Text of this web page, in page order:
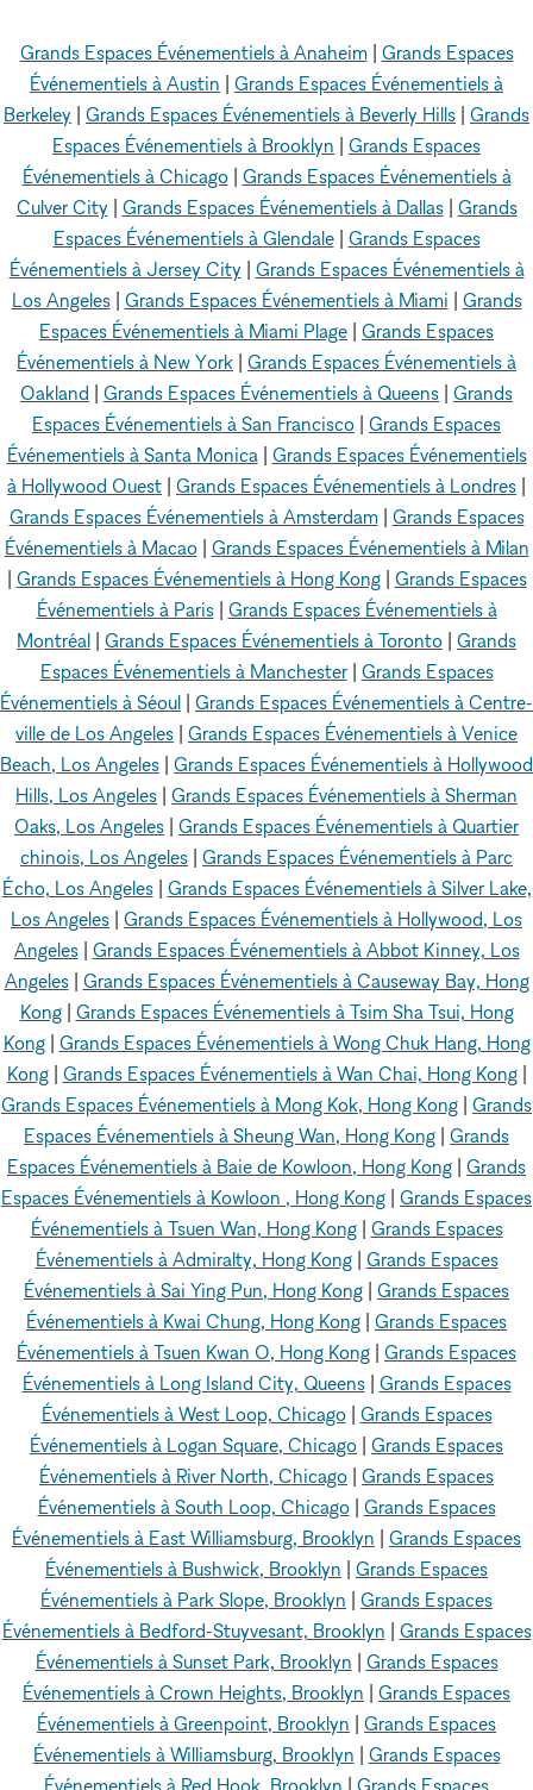
Grands Espaces Événementiels à Anaheim| Grands Espaces
Événementiels à Austin
Grands Espaces Événementiels à
Berkeley
Grands Espaces Événementiels à Beverly Hills Grands
Espaces Événementiels à Brooklyn
Grands Espaces
Événementiels à Chicago| Grands Espaces Événementiels à
Culver City
Grands Espaces Événementiels à Dallas| Grands
Espaces Événementiels à Glendale| Grands Espaces
Événementiels à Jersey City
Grands Espaces Événementiels à
Los Angeles| Grands Espaces Événementiels à Miami
Grands
Espaces Événementiels à Miami Plage Grands Espaces
Événementiels à New York Grands Espaces Événementiels à
Oakland
Grands Espaces Événementiels à Queens Grands
Espaces Événementiels à San Francisco Grands Espaces
Événementiels à Santa Monica| Grands Espaces Événementiels
à Hollywood Ouest Grands Espaces Événementiels à Londres
Grands Espaces Événementiels à Amsterdam| Grands Espaces
Événementiels à Macao| Grands Espaces Événementiels à Milan
Grands Espaces Événementiels à Hong Kong| Grands Espaces
Événementiels à Paris| Grands Espaces Événementiels à
Montréal Grands Espaces Événementiels à Toronto Grands
Espaces Événementiels à Manchester| Grands Espaces
Événementiels à Séoul Grands Espaces Événementiels à Centre-
ville de Los Angeles Grands Espaces Événementiels à Venice
Beach, Los Angeles Grands Espaces Événementiels à Hollywood
Hills, Los Angeles Grands Espaces Événementiels à Sherman
Oaks, Los Angeles Grands Espaces Événementiels à Quartier
chinois, Los Angeles Grands Espaces Événementiels à Parc
Écho, Los Angeles| Grands Espaces Événementiels à Silver Lake,
Los Angeles Grands Espaces Événementiels à Hollywood, Los
Angeles| Grands Espaces Événementiels à Abbot Kinney, Los
Angeles| Grands Espaces Événementiels à Causeway Bay, Hong
Kong| Grands Espaces Événementiels à Tsim Sha Tsui, Hong
Kong| Grands Espaces Événementiels à Wong Chuk Hang, Hong
Kong| Grands Espaces Événementiels à Wan Chai, Hong Kong|
Grands Espaces Événementiels à Mong Kok, Hong Kong Grands
Espaces Événementiels à Sheung Wan, Hong Kong Grands
Espaces Événementiels à Baie de Kowloon, Hong Kong Grands
Espaces Événementiels à Kowloon , Hong Kong Grands Espaces
Événementiels à Tsuen Wan, Hong Kong| Grands Espaces
Événementiels à Admiralty, Hong Kong| Grands Espaces
Événementiels à Sai Ying Pun, Hong Kong Grands Espaces
Événementiels à Kwai Chung, Hong Kong Grands Espaces
Événementiels à Tsuen Kwan O, Hong Kong Grands Espaces
Événementiels à Long Island City, Queens| Grands Espaces
Événementiels à West Loop, Chicago| Grands Espaces
Événementiels à Logan Square, Chicago Grands Espaces
Événementiels à River North, Chicago Grands Espaces
Événementiels à South Loop, Chicago| Grands Espaces
Événementiels à East Williamsburg, Brooklyn
Grands Espaces
Événementiels à Bushwick, Brooklyn
Grands Espaces
Événementiels à Park Slope, Brooklyn
Grands Espaces
Événementiels à Bedford-Stuyvesant, Brooklyn
Grands Espaces
Événementiels à Sunset Park, Brooklyn
Grands Espaces
Événementiels à Crown Heights, Brooklyn
Grands Espaces
Événementiels à Greenpoint, Brooklyn
Grands Espaces
Événementiels à Williamsburg, Brooklyn
Grands Espaces
Événementiels à Red Hook, Brooklyn
Grands Espaces